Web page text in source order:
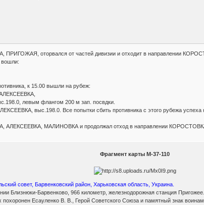
ПРИГОЖАЯ, оторвался от частей дивизии и отходит в направлении
вошли:
к 15.00 вышли на рубеж:
левым флангом 200 м зап. посвдки.
выс.198.0. Все попытки сбить противника с этого рубежа
АЛЕКСЕЕВКА, МАЛИНОВКА и продолжал отход в направлении
Фрагмент карты М-37-110
совет, Барвенковский район, Харьковская область, Украина.
Близнюки-Барвенково, 966 километр, железнодорожная станция Пригожее.
похоронен Есауленко В. В., Герой Советского Союза и памятный знак